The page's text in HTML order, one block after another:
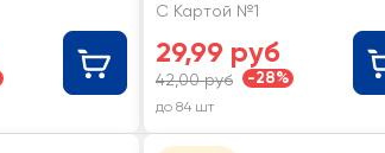
С Картой №1
29,99 руб
42,00 руб -28%
до 84 шт